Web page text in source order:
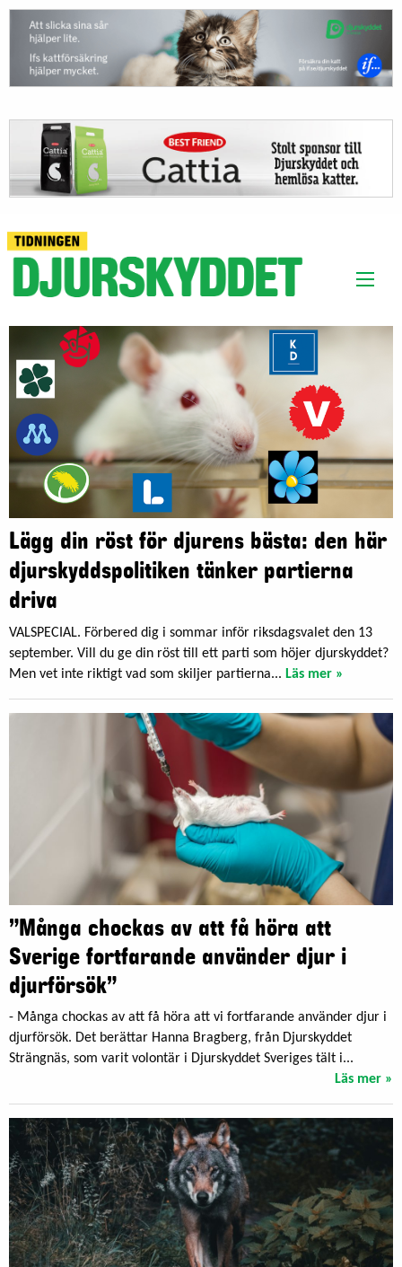
Lägg din röst för djurens bästa: den här
djurskyddspolitiken tänker partierna
driva
VALSPECIAL. Förbered dig i sommar inför riksdagsvalet den 13
september. Vill du ge din röst till ett parti som höjer djurskyddet?
Men vet inte riktigt vad som skiljer partierna... Läs mer »
”Många chockas av att få höra att
Sverige fortfarande använder djur i
djurförsök”
- Många chockas av att få höra att vi fortfarande använder djur i
djurförsök. Det berättar Hanna Bragberg, från Djurskyddet
Strängnäs, som varit volontär i Djurskyddet Sveriges tält i...
Läs mer »